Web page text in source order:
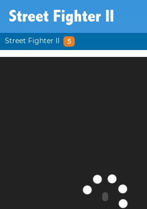
Street Fighter II
Street Fighter II 5